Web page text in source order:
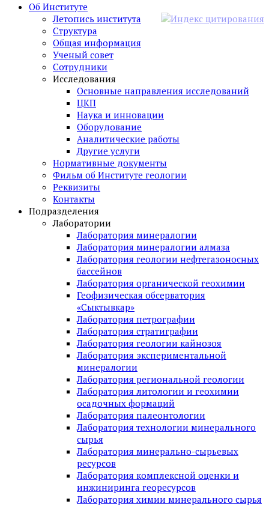
Об Институте
Летопись института
Структура
Общая информация
Ученый совет
Сотрудники
Исследования
Основные направления исследований
ЦКП
Наука и инновации
Оборудование
Аналитические работы
Другие услуги
Нормативные документы
Фильм об Институте геологии
Реквизиты
Контакты
Подразделения
Лаборатории
Лаборатория минералогии
Лаборатория минералогии алмаза
Лаборатория геологии нефтегазоносных
бассейнов
Лаборатория органической геохимии
Геофизическая обсерватория
«Сыктывкар»
Лаборатория петрографии
Лаборатория стратиграфии
Лаборатория геологии кайнозоя
Лаборатория экспериментальной
минералогии
Лаборатория региональной геологии
Лаборатория литологии и геохимии
осадочных формаций
Лаборатория палеонтологии
Лаборатория технологии минерального
сырья
Лаборатория минерально-сырьевых
ресурсов
Лаборатория комплексной оценки и
инжиниринга георесурсов
Лаборатория химии минерального сырья